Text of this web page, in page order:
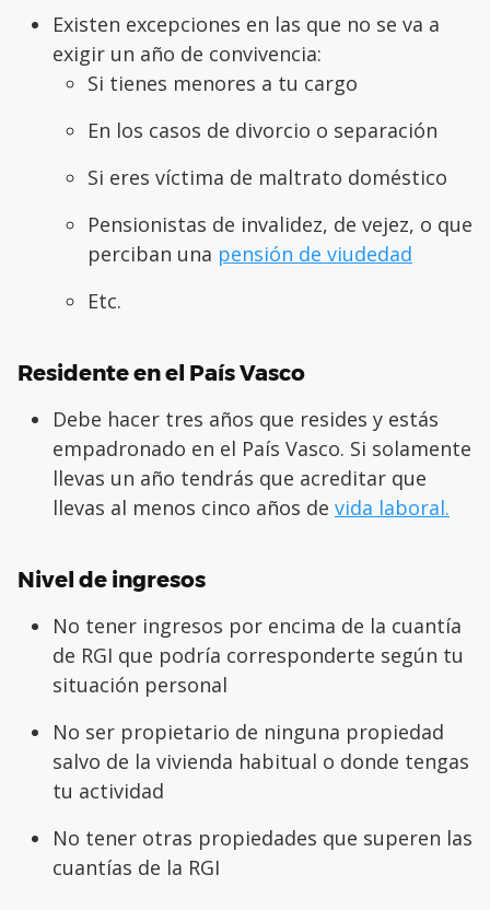
Existen excepciones en las que no se va a
exigir un año de convivencia:
Si tienes menores a tu cargo
En los casos de divorcio o separación
Si eres víctima de maltrato doméstico
Pensionistas de invalidez, de vejez, o que
perciban una pensión de viudedad
Etc.
Residente en el País Vasco
Debe hacer tres años que resides y estás
empadronado en el País Vasco. Si solamente
llevas un año tendrás que acreditar que
llevas al menos cinco años de vida laboral.
Nivel de ingresos
No tener ingresos por encima de la cuantía
de RGI que podría corresponderte según tu
situación personal
No ser propietario de ninguna propiedad
salvo de la vivienda habitual o donde tengas
tu actividad
No tener otras propiedades que superen las
cuantías de la RGI